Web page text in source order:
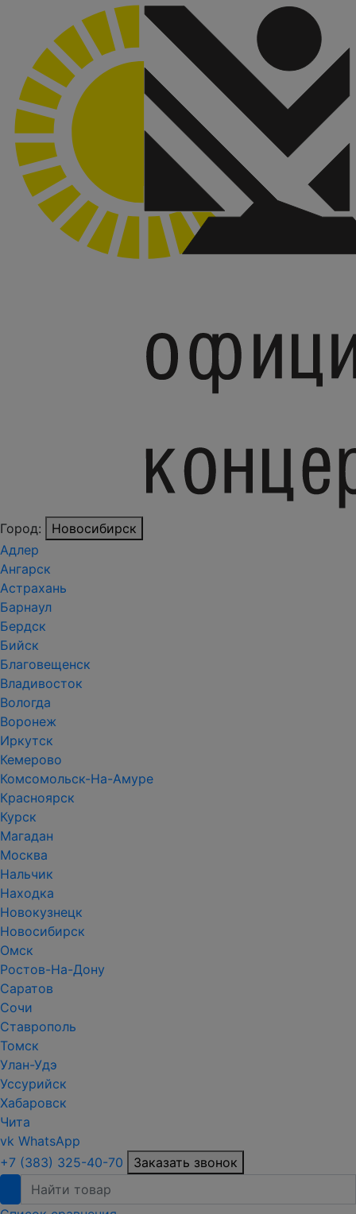
Город:
Новосибирск
Адлер
Ангарск
Астрахань
Барнаул
Бердск
Бийск
Благовещенск
Владивосток
Вологда
Воронеж
Иркутск
Кемерово
Комсомольск-На-Амуре
Красноярск
Курск
Магадан
Москва
Нальчик
Находка
Новокузнецк
Новосибирск
Омск
Ростов-На-Дону
Саратов
Сочи
Ставрополь
Томск
Улан-Удэ
Уссурийск
Хабаровск
Чита
vk WhatsApp
+7 (383) 325-40-70
Заказать звонок